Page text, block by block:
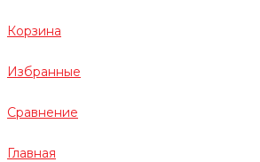
Корзина
Избранные
Сравнение
Главная